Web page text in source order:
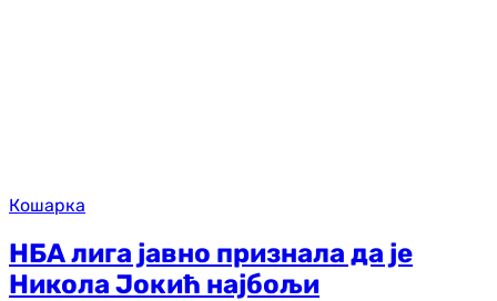
Кошарка
НБА лига јавно признала да је
Никола Јокић најбољи